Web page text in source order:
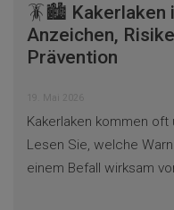
🪳🏙️ Kakerlaken
Anzeichen,
Prävention
Kakerlaken kommen oft
Lesen Sie, welche
einem Befall wirksam